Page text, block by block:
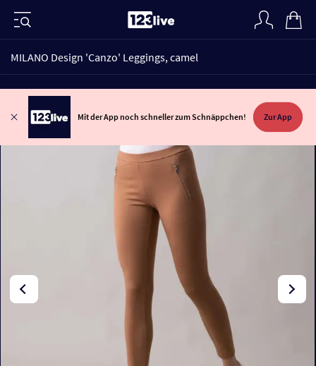
MILANO Design 'Canzo' Leggings, camel
Mit der App noch schneller zum Schnäppchen! Zur App